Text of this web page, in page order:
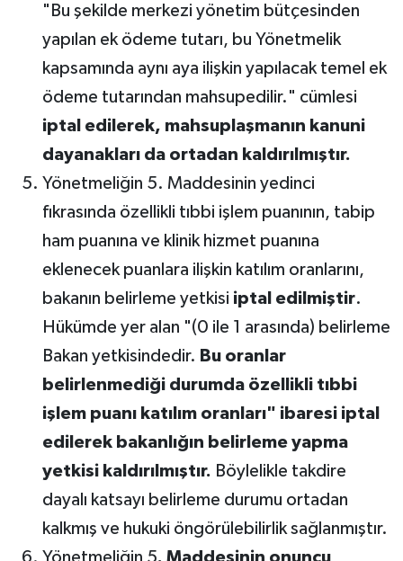
"Bu şekilde merkezi yönetim bütçesinden
yapılan ek ödeme tutarı, bu Yönetmelik
kapsamında aynı aya ilişkin yapılacak temel ek
ödeme tutarından mahsupedilir." cümlesi
iptal edilerek, mahsuplaşmanın kanuni
dayanakları da ortadan kaldırılmıştır.
Yönetmeliğin 5. Maddesinin yedinci
fıkrasında özellikli tıbbi işlem puanının, tabip
ham puanına ve klinik hizmet puanına
eklenecek puanlara ilişkin katılım oranlarını,
bakanın belirleme yetkisi iptal edilmiştir.
Hükümde yer alan "(0 ile 1 arasında) belirleme
Bakan yetkisindedir. Bu oranlar
belirlenmediği durumda özellikli tıbbi
işlem puanı katılım oranları" ibaresi iptal
edilerek bakanlığın belirleme yapma
yetkisi kaldırılmıştır. Böylelikle takdire
dayalı katsayı belirleme durumu ortadan
kalkmış ve hukuki öngörülebilirlik sağlanmıştır.
Yönetmeliğin 5. Maddesinin onuncu